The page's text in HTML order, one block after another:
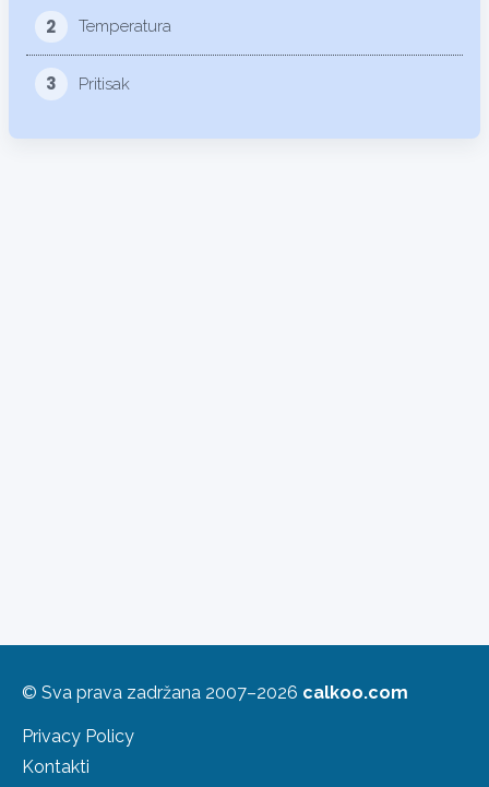
2 Temperatura
3 Pritisak
© Sva prava zadržana 2007–2026 calkoo.com
Privacy Policy
Kontakti